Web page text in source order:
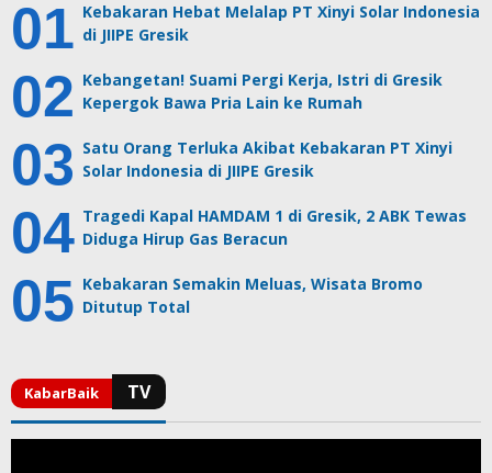
Kebakaran Hebat Melalap PT Xinyi Solar Indonesia
di JIIPE Gresik
Kebangetan! Suami Pergi Kerja, Istri di Gresik
Kepergok Bawa Pria Lain ke Rumah
Satu Orang Terluka Akibat Kebakaran PT Xinyi
Solar Indonesia di JIIPE Gresik
Tragedi Kapal HAMDAM 1 di Gresik, 2 ABK Tewas
Diduga Hirup Gas Beracun
Kebakaran Semakin Meluas, Wisata Bromo
Ditutup Total